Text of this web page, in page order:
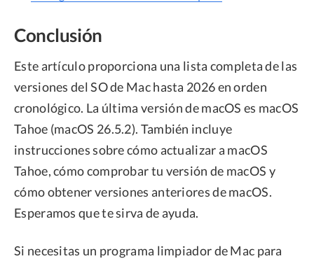
Conclusión
Este artículo proporciona una lista completa de las
versiones del SO de Mac hasta 2026 en orden
cronológico. La última versión de macOS es macOS
Tahoe (macOS 26.5.2). También incluye
instrucciones sobre cómo actualizar a macOS
Tahoe, cómo comprobar tu versión de macOS y
cómo obtener versiones anteriores de macOS.
Esperamos que te sirva de ayuda.
Si necesitas un programa limpiador de Mac para